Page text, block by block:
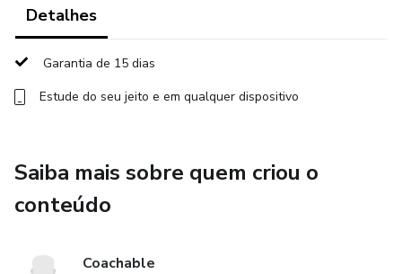
cristã. Vamos caminhar juntos e encontrar a luz nos
desafios da vida.
Detalhes
Garantia de 15 dias
Estude do seu jeito e em qualquer dispositivo
Saiba mais sobre quem criou o
conteúdo
Coachable